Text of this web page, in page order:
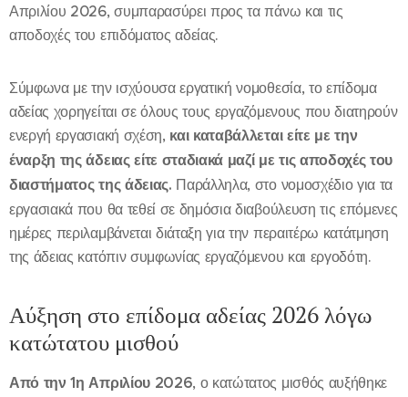
Απριλίου 2026, συμπαρασύρει προς τα πάνω και τις
αποδοχές του επιδόματος αδείας.
Σύμφωνα με την ισχύουσα εργατική νομοθεσία, το επίδομα
αδείας χορηγείται σε όλους τους εργαζόμενους που διατηρούν
ενεργή εργασιακή σχέση, και καταβάλλεται είτε με την
έναρξη της άδειας είτε σταδιακά μαζί με τις αποδοχές του
διαστήματος της άδειας. Παράλληλα, στο νομοσχέδιο για τα
εργασιακά που θα τεθεί σε δημόσια διαβούλευση τις επόμενες
ημέρες περιλαμβάνεται διάταξη για την περαιτέρω κατάτμηση
της άδειας κατόπιν συμφωνίας εργαζόμενου και εργοδότη.
Αύξηση στο επίδομα αδείας 2026 λόγω
κατώτατου μισθού
Από την 1η Απριλίου 2026, ο κατώτατος μισθός αυξήθηκε